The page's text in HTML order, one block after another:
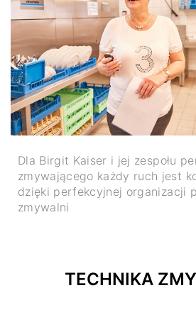
Dla Birgit Kaiser i jej zespołu
zmywającego każdy ruch jest
dzięki perfekcyjnej organizacji
zmywalni
TECHNIKA